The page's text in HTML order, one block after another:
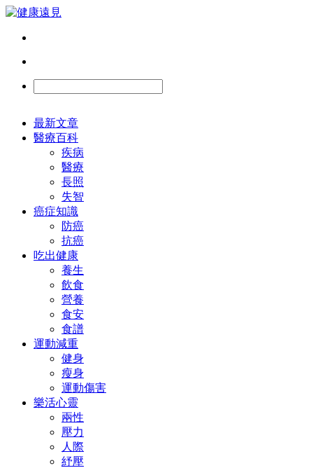
最新文章
醫療百科
疾病
醫療
長照
失智
癌症知識
防癌
抗癌
吃出健康
養生
飲食
營養
食安
食譜
運動減重
健身
瘦身
運動傷害
樂活心靈
兩性
壓力
人際
紓壓